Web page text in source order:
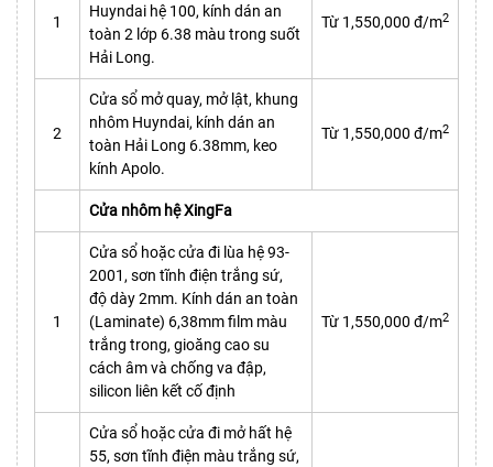
1
Huyndai hệ 100, kính dán an
toàn 2 lớp 6.38 màu trong suốt
Hải Long.
Từ 1,550,000 đ/m2
2
Cửa sổ mở quay, mở lật, khung
nhôm Huyndai, kính dán an
toàn Hải Long 6.38mm, keo
kính Apolo.
Từ 1,550,000 đ/m2
Cửa nhôm hệ XingFa
1
Cửa sổ hoặc cửa đi lùa hệ 93-
2001, sơn tĩnh điện trắng sứ,
độ dày 2mm. Kính dán an toàn
(Laminate) 6,38mm film màu
trắng trong, gioăng cao su
cách âm và chống va đập,
silicon liên kết cố định
Từ 1,550,000 đ/m2
Cửa sổ hoặc cửa đi mở hất hệ
55, sơn tĩnh điện màu trắng sứ,